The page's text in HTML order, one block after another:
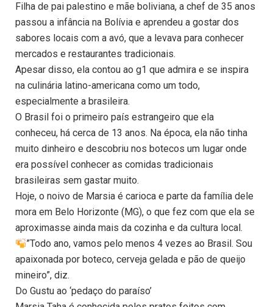
Filha de pai palestino e mãe boliviana, a chef de 35 anos
passou a infância na Bolívia e aprendeu a gostar dos
sabores locais com a avó, que a levava para conhecer
mercados e restaurantes tradicionais.
Apesar disso, ela contou ao g1 que admira e se inspira
na culinária latino-americana como um todo,
especialmente a brasileira.
O Brasil foi o primeiro país estrangeiro que ela
conheceu, há cerca de 13 anos. Na época, ela não tinha
muito dinheiro e descobriu nos botecos um lugar onde
era possível conhecer as comidas tradicionais
brasileiras sem gastar muito.
Hoje, o noivo de Marsia é carioca e parte da família dele
mora em Belo Horizonte (MG), o que fez com que ela se
aproximasse ainda mais da cozinha e da cultura local.
​”Todo ano, vamos pelo menos 4 vezes ao Brasil. Sou
apaixonada por boteco, cerveja gelada e pão de queijo
mineiro”, diz.
Do Gustu ao ‘pedaço do paraíso’